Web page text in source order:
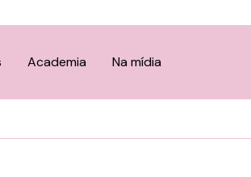
Academia Na mídia